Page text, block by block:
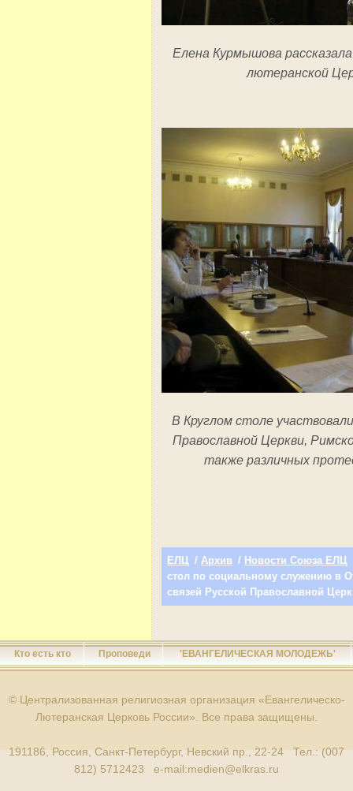
Елена Курмышова
лютеранской
В Круглом столе
Православной Церкви,
также различных
ЕЛЦ / Архив / Новости Союза ЕЛЦ
стол по социальному служению в
связей Русской Православной
Кто есть кто Проповеди 'ЕВАНГЕЛИЧЕСКАЯ МОЛОДЕЖЬ'
© Централизованная религиозная организация «Евангелическо-
Лютеранская Церковь России». Все права защищены.
191186, Россия, Санкт-Петербург, Невский пр., 22-24 Тел.: (007
812) 5712423 e-mail:medien@elkras.ru